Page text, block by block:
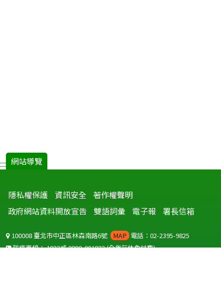
::: 網站導覽
隱私權保護 資訊安全 著作權聲明
政府網站資料開放宣告
雙語詞彙 電子報 署長信箱
100008 臺北市中正區林森南路6號 MAP 電話：02-2395-9825
防疫專線：1922或0800-001922(全年無休免付費)